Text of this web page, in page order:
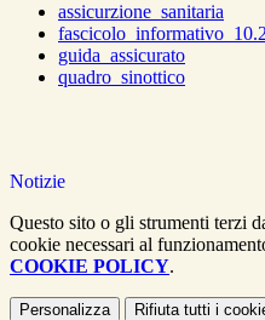
assicurzione_sanitaria
guida_assicurato
quadro_sinottico
Notizie
Questo sito o gli strumenti terzi
cookie necessari al
COOKIE POLICY.
Personalizza Rifiuta tutti i